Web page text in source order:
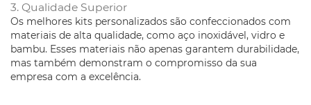
3. Qualidade Superior
Os melhores kits personalizados são confeccionados com
materiais de alta qualidade, como aço inoxidável, vidro e
bambu. Esses materiais não apenas garantem durabilidade,
mas também demonstram o compromisso da sua
empresa com a excelência.